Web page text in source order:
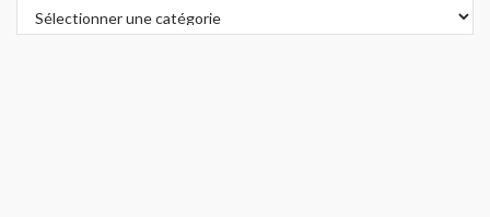
Tous les articles :